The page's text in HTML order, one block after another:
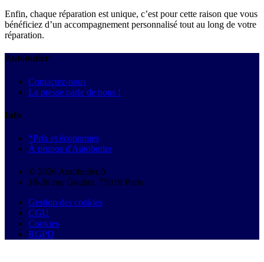
Enfin, chaque réparation est unique, c’est pour cette raison que vous
bénéficiez d’un accompagnement personnalisé tout au long de votre
réparation.
Autobutler
Contactez-nous
La presse parle de nous !
Info
*Prix et économies
À propos d'Autobutler
© 2026 Autobutler.fr
18-26 rue Goubet, 75019 Paris
Gestion des cookies
CGU
Cookies
RGPD